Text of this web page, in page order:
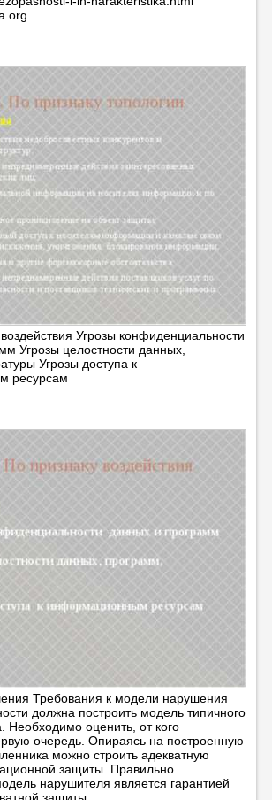
Угрозы конфиденциальности
Угрозы целостности данных,
Угрозы доступа к
ресурсам
Требования к модели нарушения
должна построить модель типичного
Необходимо оценить, от кого
очередь. Опираясь на построенную
можно строить адекватную
защиты. Правильно
нарушителя является гарантией
защиты.